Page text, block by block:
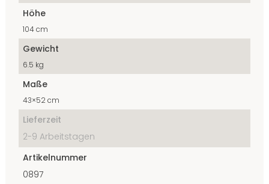
Höhe
104 cm
Gewicht
6.5 kg
Maße
43×52 cm
Lieferzeit
2-9 Arbeitstagen
Artikelnummer
0897